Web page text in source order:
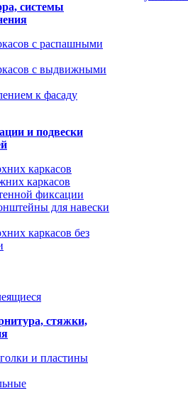
системы
с распашными
с выдвижными
к фасаду
и подвески
каркасов
каркасов
фиксации
для навески
каркасов без
стяжки,
и пластины